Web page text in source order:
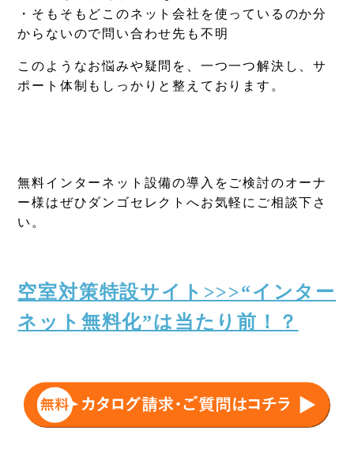
・そもそもどこのネット会社を使っているのか分
からないので問い合わせ先も不明
このようなお悩みや疑問を、一つ一つ解決し、サ
ポート体制もしっかりと整えております。
無料インターネット設備の導入をご検討のオーナ
ー様はぜひダンゴセレクトへお気軽にご相談下さ
い。
空室対策特設サイト>>>“インター
ネット無料化”は当たり前！？